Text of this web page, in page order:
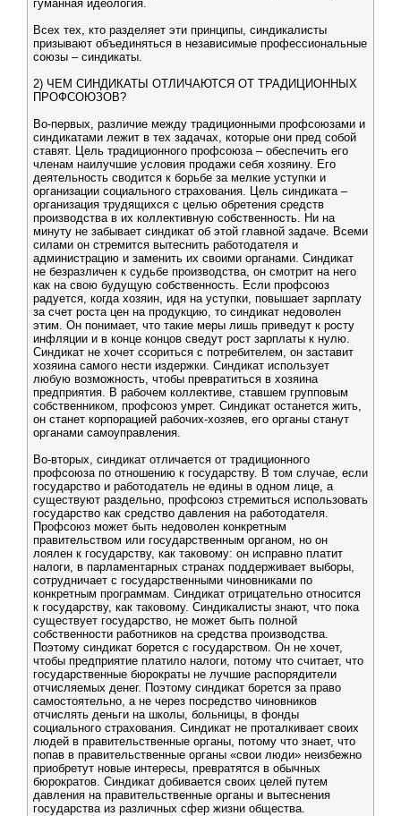
гуманная идеология.
Всех тех, кто разделяет эти принципы, синдикалисты
призывают объединяться в независимые профессиональные
союзы – синдикаты.
2) ЧЕМ СИНДИКАТЫ ОТЛИЧАЮТСЯ ОТ ТРАДИЦИОННЫХ
ПРОФСОЮЗОВ?
Во-первых, различие между традиционными профсоюзами и
синдикатами лежит в тех задачах, которые они пред собой
ставят. Цель традиционного профсоюза – обеспечить его
членам наилучшие условия продажи себя хозяину. Его
деятельность сводится к борьбе за мелкие уступки и
организации социального страхования. Цель синдиката –
организация трудящихся с целью обретения средств
производства в их коллективную собственность. Ни на
минуту не забывает синдикат об этой главной задаче. Всеми
силами он стремится вытеснить работодателя и
администрацию и заменить их своими органами. Синдикат
не безразличен к судьбе производства, он смотрит на него
как на свою будущую собственность. Если профсоюз
радуется, когда хозяин, идя на уступки, повышает зарплату
за счет роста цен на продукцию, то синдикат недоволен
этим. Он понимает, что такие меры лишь приведут к росту
инфляции и в конце концов сведут рост зарплаты к нулю.
Синдикат не хочет ссориться с потребителем, он заставит
хозяина самого нести издержки. Синдикат использует
любую возможность, чтобы превратиться в хозяина
предприятия. В рабочем коллективе, ставшем групповым
собственником, профсоюз умрет. Синдикат останется жить,
он станет корпорацией рабочих-хозяев, его органы станут
органами самоуправления.
Во-вторых, синдикат отличается от традиционного
профсоюза по отношению к государству. В том случае, если
государство и работодатель не едины в одном лице, а
существуют раздельно, профсоюз стремиться использовать
государство как средство давления на работодателя.
Профсоюз может быть недоволен конкретным
правительством или государственным органом, но он
лоялен к государству, как таковому: он исправно платит
налоги, в парламентарных странах поддерживает выборы,
сотрудничает с государственными чиновниками по
конкретным программам. Синдикат отрицательно относится
к государству, как таковому. Синдикалисты знают, что пока
существует государство, не может быть полной
собственности работников на средства производства.
Поэтому синдикат борется с государством. Он не хочет,
чтобы предприятие платило налоги, потому что считает, что
государственные бюрократы не лучшие распорядители
отчисляемых денег. Поэтому синдикат борется за право
самостоятельно, а не через посредство чиновников
отчислять деньги на школы, больницы, в фонды
социального страхования. Синдикат не проталкивает своих
людей в правительственные органы, потому что знает, что
попав в правительственные органы «свои люди» неизбежно
приобретут новые интересы, превратятся в обычных
бюрократов. Синдикат добивается своих целей путем
давления на правительственные органы и вытеснения
государства из различных сфер жизни общества.